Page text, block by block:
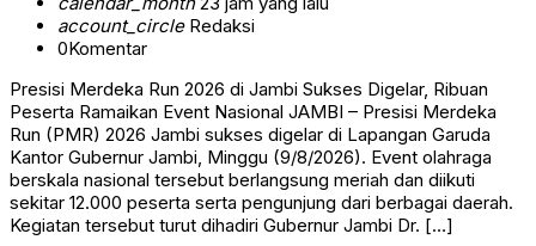
account_circleRedaksi
0Komentar
Presisi Merdeka Run 2026 di Jambi Sukses Digelar, Ribuan
Peserta Ramaikan Event Nasional JAMBI – Presisi Merdeka
Run (PMR) 2026 Jambi sukses digelar di Lapangan Garuda
Kantor Gubernur Jambi, Minggu (9/8/2026). Event olahraga
berskala nasional tersebut berlangsung meriah dan diikuti
sekitar 12.000 peserta serta pengunjung dari berbagai daerah.
Kegiatan tersebut turut dihadiri Gubernur Jambi Dr. […]